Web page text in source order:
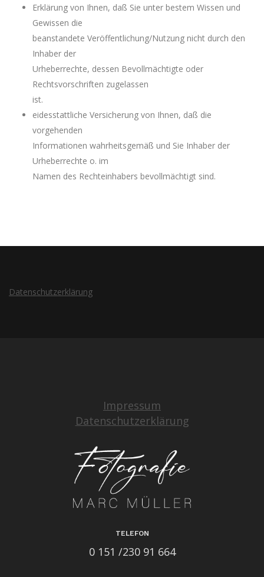
Erklärung von Ihnen, daß Sie unter bestem Wissen und
Gewissen die
beanstandete Veröffentlichung/Nutzung nicht durch den
Inhaber der
Urheberrechte, dessen Bevollmächtigte oder
Rechtsvorschriften zugelassen
ist.
eidesstattliche Versicherung von Ihnen, daß die
vorgehenden
Informationen wahrheitsgemäß und Sie Inhaber der
Urheberrechte o. im
Namen des Rechteinhabers bevollmächtigt sind.
Datenschutzerklärung
Impressum
Datenschutzerklärung
TELEFON
0 151 /230 91 664